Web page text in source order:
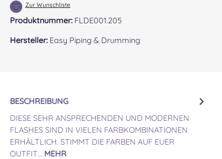
Zur Wunschliste
Produktnummer: FLDE001.205
Hersteller: Easy Piping & Drumming
BESCHREIBUNG
DIESE SEHR ANSPRECHENDEN UND MODERNEN
FLASHES SIND IN VIELEN FARBKOMBINATIONEN
ERHÄLTLICH. STIMMT DIE FARBEN AUF EUER
OUTFIT… MEHR